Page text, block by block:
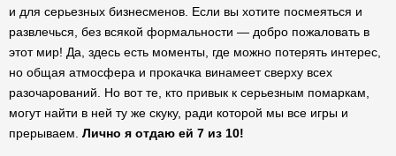
и для серьезных бизнесменов. Если вы хотите посмеяться и
развлечься, без всякой формальности — добро пожаловать в
этот мир! Да, здесь есть моменты, где можно потерять интерес,
но общая атмосфера и прокачка винамеет сверху всех
разочарований. Но вот те, кто привык к серьезным помаркам,
могут найти в ней ту же скуку, ради которой мы все игры и
прерываем. Лично я отдаю ей 7 из 10!